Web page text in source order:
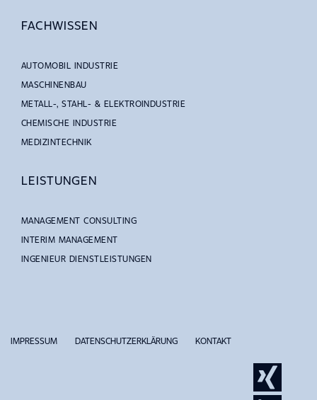
FACHWISSEN
AUTOMOBIL INDUSTRIE
MASCHINENBAU
METALL-, STAHL- & ELEKTROINDUSTRIE
CHEMISCHE INDUSTRIE
MEDIZINTECHNIK
LEISTUNGEN
MANAGEMENT CONSULTING
INTERIM MANAGEMENT
INGENIEUR DIENSTLEISTUNGEN
IMPRESSUM DATENSCHUTZERKLÄRUNG KONTAKT